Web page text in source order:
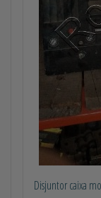
Disjuntor caixa